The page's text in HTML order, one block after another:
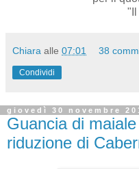
"Il
Chiara alle 07:01 38
Condividi
giovedì 30 novembre
Guancia di
riduzione di